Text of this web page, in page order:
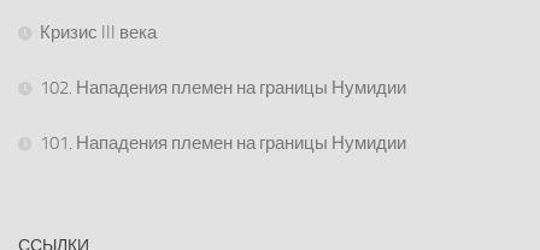
Кризис III века
102. Нападения племен на границы Нумидии
101. Нападения племен на границы Нумидии